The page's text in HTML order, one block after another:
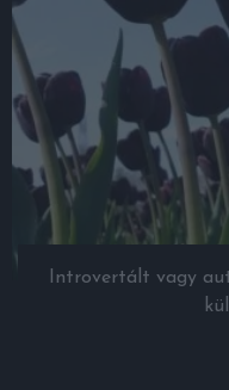
Introvertált vagy